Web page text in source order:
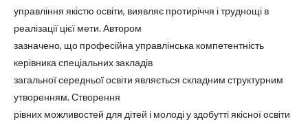
управління якістю освіти, виявляє протиріччя і труднощі в
реалізації цієї мети. Автором
зазначено, що професійна управлінська компетентність
керівника спеціальних закладів
загальної середньої освіти являється складним структурним
утворенням. Створення
рівних можливостей для дітей і молоді у здобутті якісної освіти